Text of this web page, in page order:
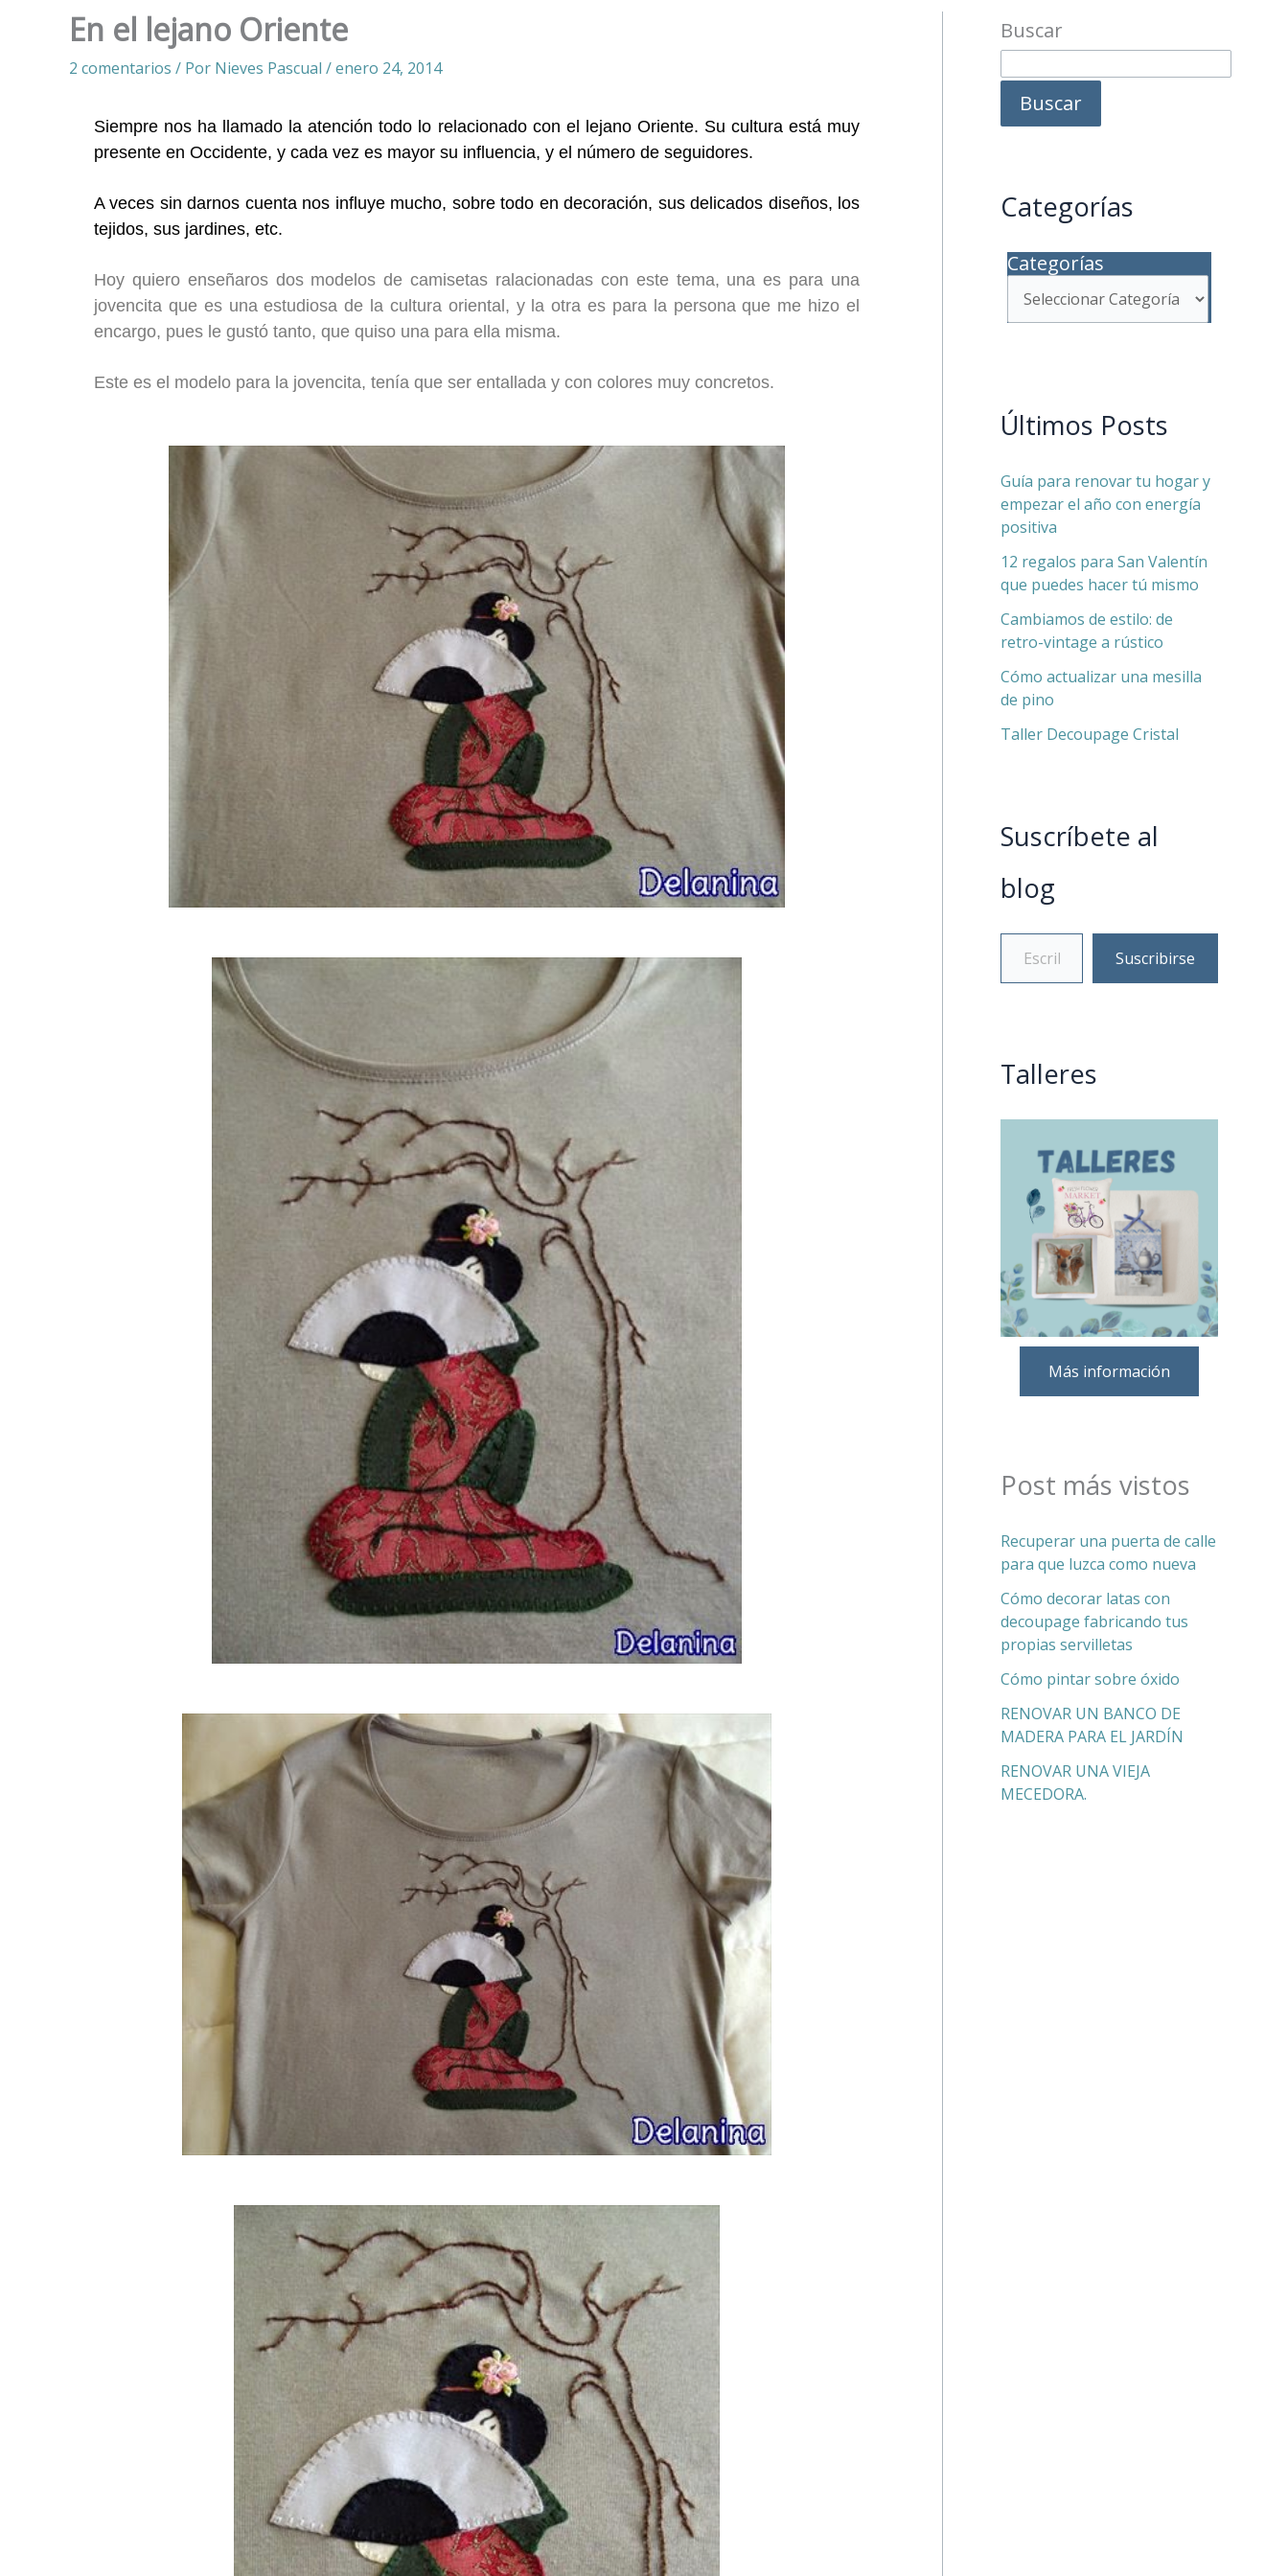
En el lejano Oriente
2 comentarios / Por Nieves Pascual /enero 24, 2014
Siempre nos ha llamado la atención todo lo relacionado con el lejano Oriente. Su cultura está muy
presente en Occidente, y cada vez es mayor su influencia, y el número de seguidores.
A veces sin darnos cuenta nos influye mucho, sobre todo en decoración, sus delicados diseños, los
tejidos, sus jardines, etc.
Hoy quiero enseñaros dos modelos de camisetas ralacionadas con este tema, una es para una
jovencita que es una estudiosa de la cultura oriental, y la otra es para la persona que me hizo el
encargo, pues le gustó tanto, que quiso una para ella misma.
Este es el modelo para la jovencita, tenía que ser entallada y con colores muy concretos.
Buscar
Buscar
Categorías
Categorías
Últimos Posts
Guía para renovar tu hogar y
empezar el año con energía
positiva
12 regalos para San Valentín
que puedes hacer tú mismo
Cambiamos de estilo: de
retro-vintage a rústico
Cómo actualizar una mesilla
de pino
Taller Decoupage Cristal
Suscríbete al
blog
Suscribirse
Talleres
Más información
Post más vistos
Recuperar una puerta de calle
para que luzca como nueva
Cómo decorar latas con
decoupage fabricando tus
propias servilletas
Cómo pintar sobre óxido
RENOVAR UN BANCO DE
MADERA PARA EL JARDÍN
RENOVAR UNA VIEJA
MECEDORA.